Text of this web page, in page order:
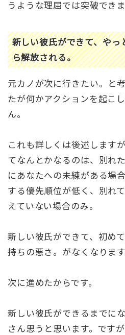
うような理屈では突破できま
新しい彼氏ができて、や
ら解放される。
元カノが次に行きたい。と
たが何かアクションを起こ
ん。
これも詳しくは後述します
てなんとかなるのは、別れ
にあなたへの未練がある場
する優先順位が低く、別れ
えていない場合のみ。
新しい彼氏ができて、初め
持ちの悪さ。がなくなります
次に進めたからです。
新しい彼氏ができるまでに
さん思うと思います。です